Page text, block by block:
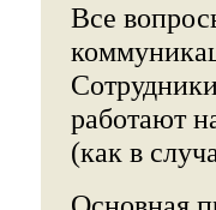
Все
работают
(как в